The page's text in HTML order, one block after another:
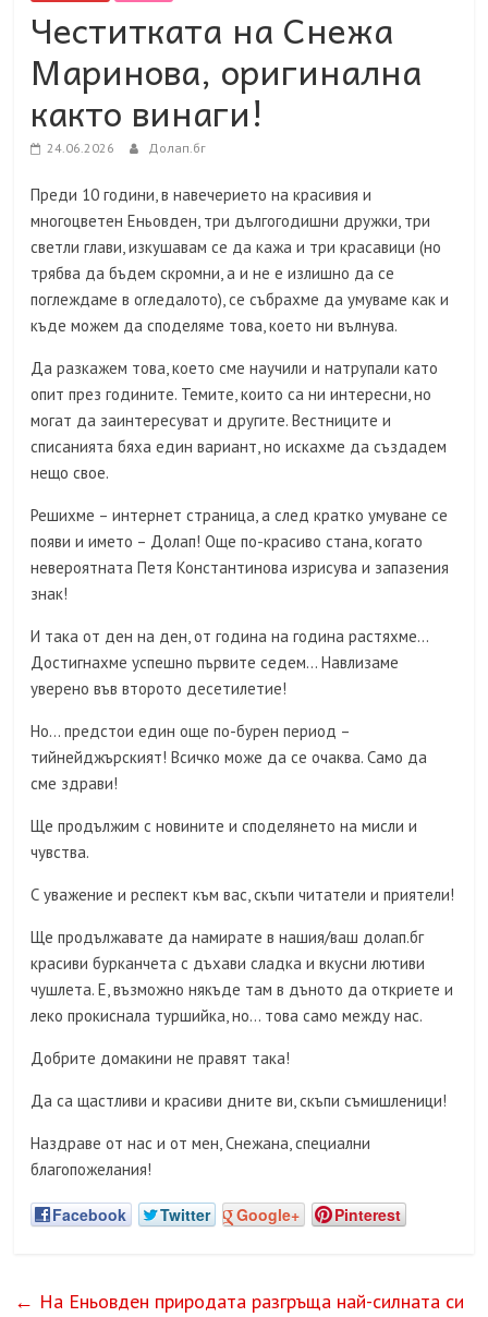
Честитката на Снежа
Маринова, оригинална
както винаги!
24.06.2026 Долап.бг
Преди 10 години, в навечерието на красивия и
многоцветен Еньовден, три дългогодишни дружки, три
светли глави, изкушавам се да кажа и три красавици (но
трябва да бъдем скромни, а и не е излишно да се
поглеждаме в огледалото), се събрахме да умуваме как и
къде можем да споделяме това, което ни вълнува.
Да разкажем това, което сме научили и натрупали като
опит през годините. Темите, които са ни интересни, но
могат да заинтересуват и другите. Вестниците и
списанията бяха един вариант, но искахме да създадем
нещо свое.
Решихме – интернет страница, а след кратко умуване се
появи и името – Долап! Още по-красиво стана, когато
невероятната Петя Константинова изрисува и запазения
знак!
И така от ден на ден, от година на година растяхме…
Достигнахме успешно първите седем… Навлизаме
уверено във второто десетилетие!
Но… предстои един още по-бурен период –
тийнейджърският! Всичко може да се очаква. Само да
сме здрави!
Ще продължим с новините и споделянето на мисли и
чувства.
С уважение и респект към вас, скъпи читатели и приятели!
Ще продължавате да намирате в нашия/ваш долап.бг
красиви бурканчета с дъхави сладка и вкусни лютиви
чушлета. Е, възможно някъде там в дъното да откриете и
леко прокиснала туршийка, но… това само между нас.
Добрите домакини не правят така!
Да са щастливи и красиви дните ви, скъпи съмишленици!
Наздраве от нас и от мен, Снежана, специални
благопожелания!
Facebook Twitter Google+ Pinterest
← На Еньовден природата разгръща най-силната си